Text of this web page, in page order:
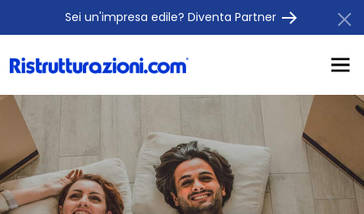
Sei un'impresa edile? Diventa Partner